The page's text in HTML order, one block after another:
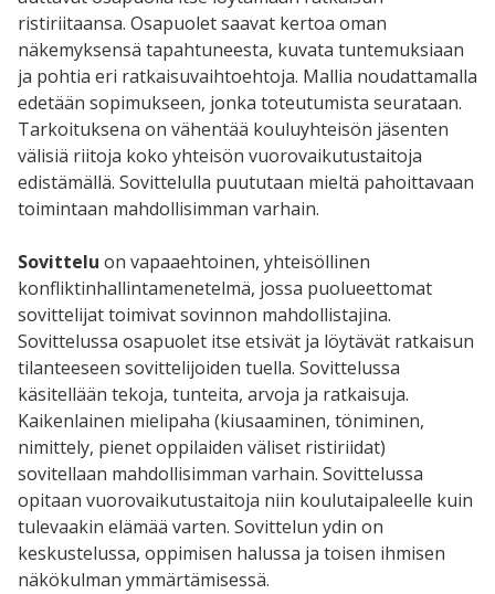
ristiriitaansa. Osapuolet saavat kertoa oman
näkemyksensä tapahtuneesta, kuvata tuntemuksiaan
ja pohtia eri ratkaisuvaihtoehtoja. Mallia noudattamalla
edetään sopimukseen, jonka toteutumista seurataan.
Tarkoituksena on vähentää kouluyhteisön jäsenten
välisiä riitoja koko yhteisön vuorovaikutustaitoja
edistämällä. Sovittelulla puututaan mieltä pahoittavaan
toimintaan mahdollisimman varhain.
Sovittelu on vapaaehtoinen, yhteisöllinen
konfliktinhallintamenetelmä, jossa puolueettomat
sovittelijat toimivat sovinnon mahdollistajina.
Sovittelussa osapuolet itse etsivät ja löytävät ratkaisun
tilanteeseen sovittelijoiden tuella. Sovittelussa
käsitellään tekoja, tunteita, arvoja ja ratkaisuja.
Kaikenlainen mielipaha (kiusaaminen, töniminen,
nimittely, pienet oppilaiden väliset ristiriidat)
sovitellaan mahdollisimman varhain. Sovittelussa
opitaan vuorovaikutustaitoja niin koulutaipaleelle kuin
tulevaakin elämää varten. Sovittelun ydin on
keskustelussa, oppimisen halussa ja toisen ihmisen
näkökulman ymmärtämisessä.